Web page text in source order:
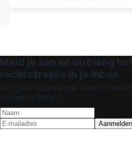
Meld je aan en ontvang
rechtstreeks in je inbox.
Mis geen spannende
unieke updates!